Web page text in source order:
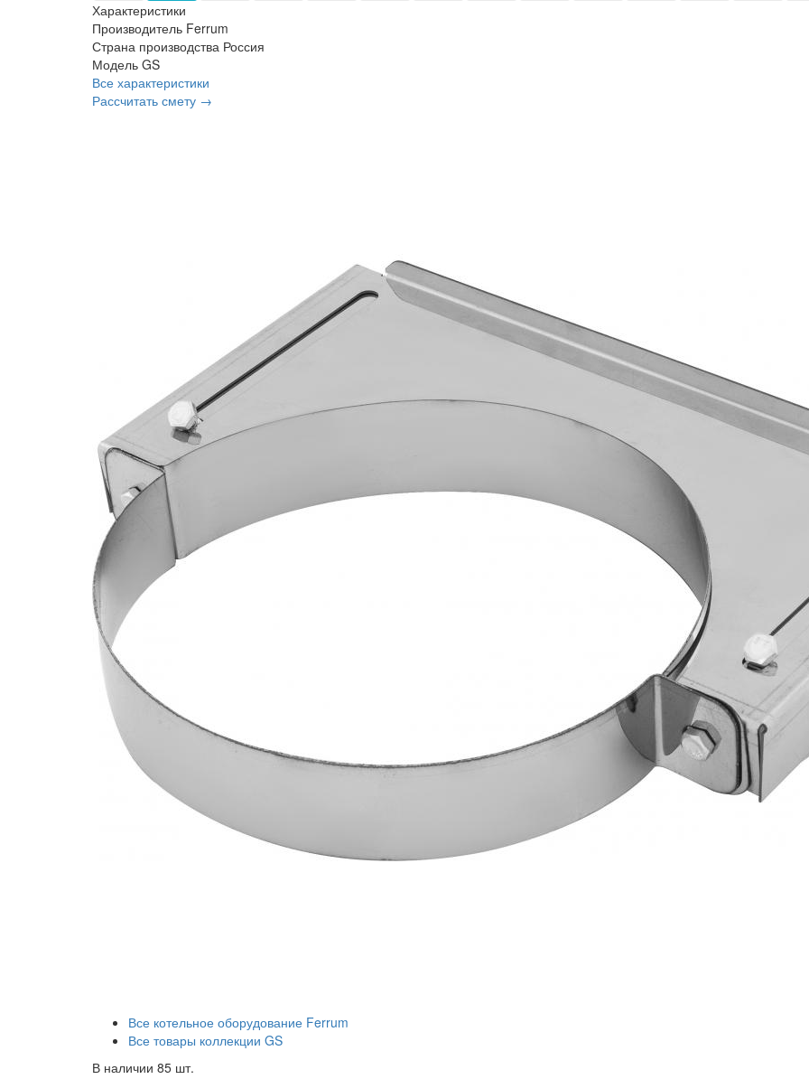
Характеристики
Производитель Ferrum
Страна производства Россия
Модель GS
Все характеристики
Рассчитать смету →
Все котельное оборудование Ferrum
Все товары коллекции GS
В наличии 85 шт.